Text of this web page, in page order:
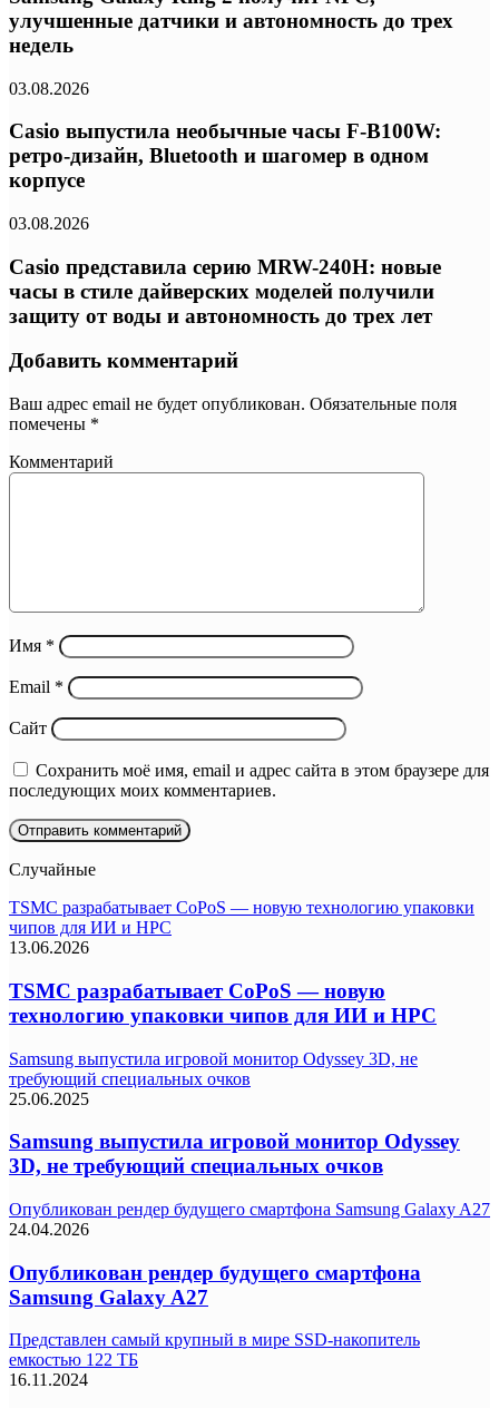
улучшенные датчики и автономность до трех
недель
03.08.2026
Casio выпустила необычные часы F-B100W:
ретро-дизайн, Bluetooth и шагомер в одном
корпусе
03.08.2026
Casio представила серию MRW-240H: новые
часы в стиле дайверских моделей получили
защиту от воды и автономность до трех лет
Добавить комментарий
Ваш адрес email не будет опубликован. Обязательные поля
помечены *
Комментарий
Имя *
Email *
Сайт
Сохранить моё имя, email и адрес сайта в этом браузере для
последующих моих комментариев.
Случайные
TSMC разрабатывает CoPoS — новую технологию упаковки
чипов для ИИ и HPC
13.06.2026
TSMC разрабатывает CoPoS — новую
технологию упаковки чипов для ИИ и HPC
Samsung выпустила игровой монитор Odyssey 3D, не
требующий специальных очков
25.06.2025
Samsung выпустила игровой монитор Odyssey
3D, не требующий специальных очков
Опубликован рендер будущего смартфона Samsung Galaxy A27
24.04.2026
Опубликован рендер будущего смартфона
Samsung Galaxy A27
Представлен самый крупный в мире SSD-накопитель
емкостью 122 ТБ
16.11.2024